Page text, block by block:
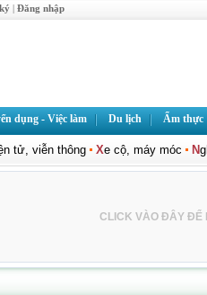
| Đăng nhập
dụng - Việc làm Du lịch Ẩm thực
tử, viễn thông Xe cộ, máy móc N
CLICK VÀO ĐÂY ĐỂ